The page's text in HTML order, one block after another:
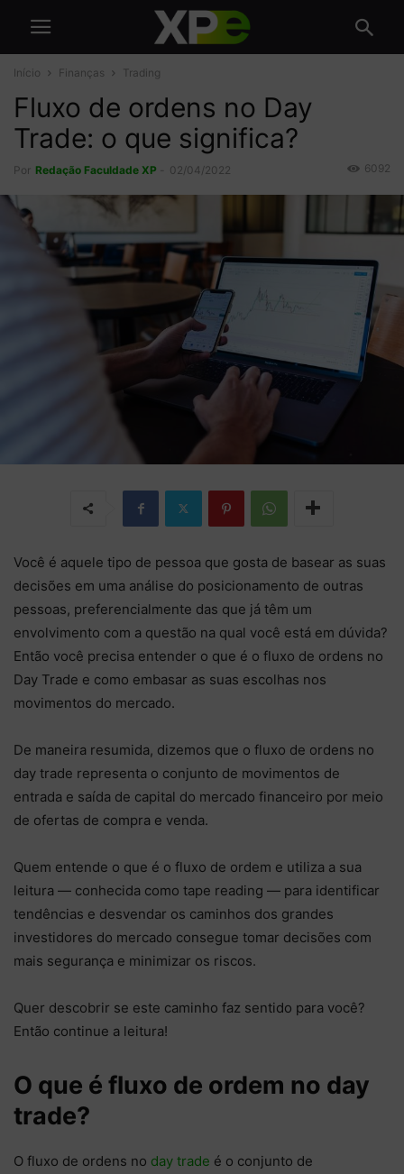
Início Finanças Trading
Fluxo de ordens no Day
Trade: o que significa?
Por Redação Faculdade XP 02/04/2022 6092
Você é aquele tipo de pessoa que gosta de basear as suas
decisões em uma análise do posicionamento de outras
pessoas, preferencialmente das que já têm um
envolvimento com a questão na qual você está em dúvida?
Então você precisa entender o que é o fluxo de ordens no
Day Trade e como embasar as suas escolhas nos
movimentos do mercado.
De maneira resumida, dizemos que o fluxo de ordens no
day trade representa o conjunto de movimentos de
entrada e saída de capital do mercado financeiro por meio
de ofertas de compra e venda.
Quem entende o que é o fluxo de ordem e utiliza a sua
leitura — conhecida como tape reading — para identificar
tendências e desvendar os caminhos dos grandes
investidores do mercado consegue tomar decisões com
mais segurança e minimizar os riscos.
Quer descobrir se este caminho faz sentido para você?
Então continue a leitura!
O que é fluxo de ordem no day
trade?
O fluxo de ordens no day trade é o conjunto de